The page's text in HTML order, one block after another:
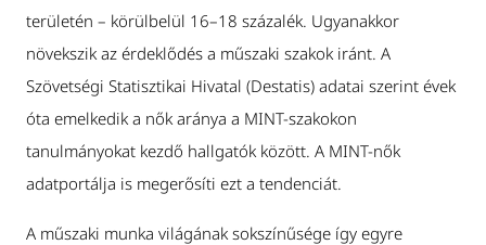
területén – körülbelül 16–18 százalék. Ugyanakkor
növekszik az érdeklődés a műszaki szakok iránt. A
Szövetségi Statisztikai Hivatal (Destatis) adatai szerint évek
óta emelkedik a nők aránya a MINT-szakokon
tanulmányokat kezdő hallgatók között. A MINT-nők
adatportálja is megerősíti ezt a tendenciát.
A műszaki munka világának sokszínűsége így egyre